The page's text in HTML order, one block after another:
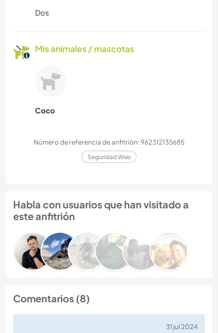
Dos
Mis animales / mascotas
Coco
Número de referencia de anfitrión: 962312135685
Seguridad Web
Habla con usuarios que han visitado a
este anfitrión
Comentarios (8)
31 jul 2024